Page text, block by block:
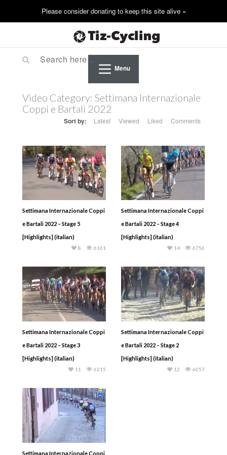
Menu
Video Category: Settimana Internazionale
Coppi e Bartali 2022
Sort by: Latest Viewed Liked Comments
Settimana Internazionale Coppi
e Bartali 2022 – Stage 5
[Highlights] (italian)
6161
8
Settimana Internazionale Coppi
e Bartali 2022 – Stage 4
[Highlights] (italian)
6756
14
Settimana Internazionale Coppi
e Bartali 2022 – Stage 3
[Highlights] (italian)
6215
11
Settimana Internazionale Coppi
e Bartali 2022 – Stage 2
[Highlights] (italian)
6057
12
Settimana Internazionale Coppi